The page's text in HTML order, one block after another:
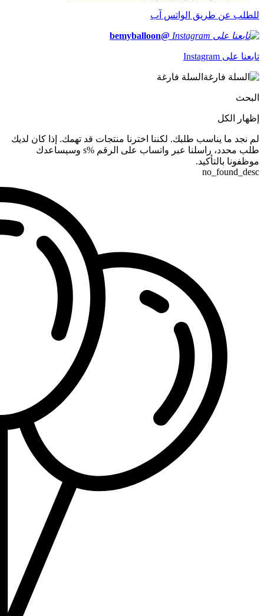
للطلب عن طريق الواتس آب
@bemyballoon
تابعنا على Instagram
السلة فارغة
البحث
إظهار الكل
لم نجد ما يناسب طلبك. لكننا اخترنا منتجات قد تهمك. إذا كان لديك
طلب محدد، راسلنا عبر واتساب على الرقم %s وسيساعدك
موظفونا بالتأكيد.
no_found_desc